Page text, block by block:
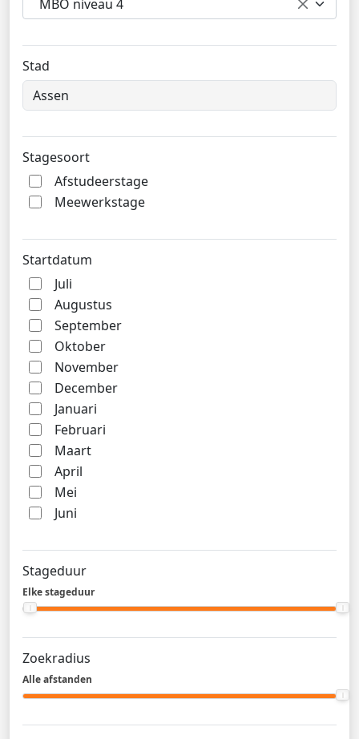
MBO niveau 4
Stad
Stagesoort
Afstudeerstage
Meewerkstage
Startdatum
Juli
Augustus
September
Oktober
November
December
Januari
Februari
Maart
April
Mei
Juni
Stageduur
Elke stageduur
Zoekradius
Alle afstanden